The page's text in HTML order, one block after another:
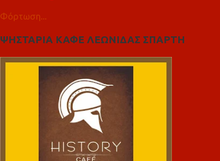
Φόρτωση...
ΨΗΣΤΑΡΙΑ ΚΑΦΕ ΛΕΩΝΙΔΑΣ ΣΠΑΡΤΗ